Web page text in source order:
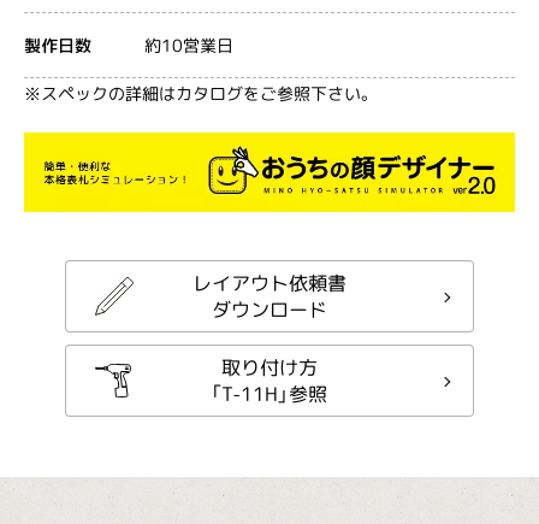
製作日数 約10営業日
※スペックの詳細はカタログをご参照下さい。
レイアウト依頼書
ダウンロード
取り付け方
「T-11H」参照